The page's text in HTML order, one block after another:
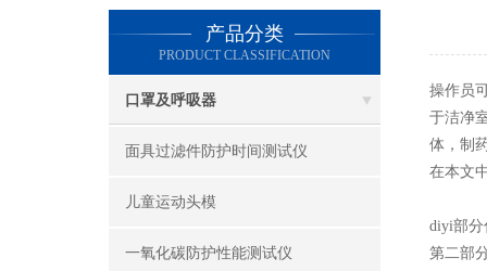
产品分类
PRODUCT CLASSIFICATION
口罩及呼吸器
面具过滤件防护时间测试仪
儿童运动头模
一氧化碳防护性能测试仪
操作员
于洁净
体，制
在本文
diyi部分
第二部